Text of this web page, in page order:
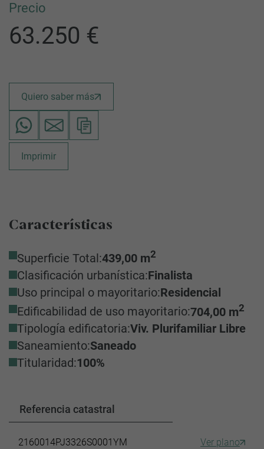
Precio
63.250 €
Quiero saber más
Imprimir
Características
Superficie Total:439,00 m2
Clasificación urbanística:Finalista
Uso principal o mayoritario:Residencial
Edificabilidad de uso mayoritario:704,00 m2
Tipología edificatoria:Viv. Plurifamiliar Libre
Saneamiento:Saneado
Titularidad:100%
Referencia catastral
2160014PJ3326S0001YM Ver plano